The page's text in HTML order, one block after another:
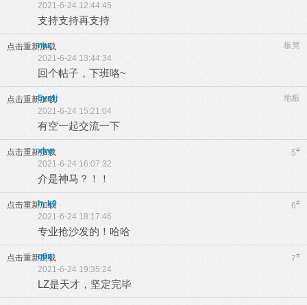
2021-6-24 12:44:45
支持支持再支持
点击重新加载 板凳
niu
2021-6-24 13:44:34
回个帖子，下班咯~
点击重新加载 地板
5yr4j
2021-6-24 15:21:04
有空一起交流一下
点击重新加载 5#
xlwr
2021-6-24 16:07:32
介是神马？！！
点击重新加载 6#
h_k0
2021-6-24 18:17:46
专业抢沙发的！哈哈
点击重新加载 7#
q0n
2021-6-24 19:35:24
LZ是天才，坚定完毕